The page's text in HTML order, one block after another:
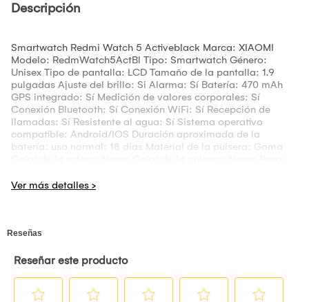
Descripción
Smartwatch Redmi Watch 5 Activeblack Marca: XIAOMI
Modelo: RedmWatch5ActBl Tipo: Smartwatch Género:
Unisex Tipo de pantalla: LCD Tamaño de la pantalla: 1.9
pulgadas Ajuste del brillo: Si Alarma: Sí Batería: 470 mAh
GPS integrado: Sí Medición de valores corporales: Sí
Conexión Bluetooth: Sí Conexión WiFi: Sí Recepción de
llamadas: Sí Resistente al agua: Sí Sistema operativo
compatible: Android/IOS Duración aproximada de la
batería: uso normal: 18 días Material de la pulsera: Goma
Información adicional: Redmi Watch 5 Active / Cable de
Ofrece garantía y seguridad para fallas de fabricación para
en: www.peru-smart.com